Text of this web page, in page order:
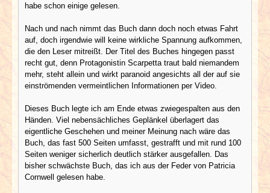
habe schon einige gelesen.
Nach und nach nimmt das Buch dann doch noch etwas Fahrt
auf, doch irgendwie will keine wirkliche Spannung aufkommen,
die den Leser mitreißt. Der Titel des Buches hingegen passt
recht gut, denn Protagonistin Scarpetta traut bald niemandem
mehr, steht allein und wirkt paranoid angesichts all der auf sie
einströmenden vermeintlichen Informationen per Video.
Dieses Buch legte ich am Ende etwas zwiegespalten aus den
Händen. Viel nebensächliches Geplänkel überlagert das
eigentliche Geschehen und meiner Meinung nach wäre das
Buch, das fast 500 Seiten umfasst, gestrafft und mit rund 100
Seiten weniger sicherlich deutlich stärker ausgefallen. Das
bisher schwächste Buch, das ich aus der Feder von Patricia
Cornwell gelesen habe.